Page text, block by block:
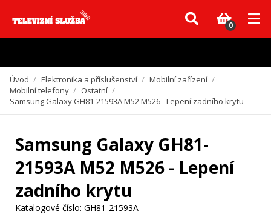
Vzhledem k aktuální situaci se může dodání dílů, které nejsou skladem,
zpozdit. Děkujeme za pochopení.
0
Úvod / Elektronika a příslušenství / Mobilní zařízení /
Mobilní telefony / Ostatní /
Samsung Galaxy GH81-21593A M52 M526 - Lepení zadního krytu
Samsung Galaxy GH81-
21593A M52 M526 - Lepení
zadního krytu
Katalogové číslo: GH81-21593A